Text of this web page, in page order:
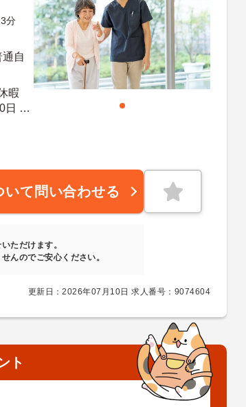
分
自
暇
いて問い合わせる
ただけます。
んのでご安心ください。
更新日：2026年07月10日 求人番号：9074604
ト